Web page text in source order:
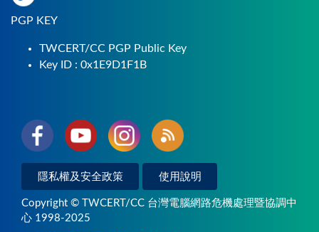
PGP KEY
TWCERT/CC PGP Public Key
Key ID : 0x1E9D1F1B
隱私權及安全政策 使用說明
Copyright © TWCERT/CC 台灣電腦網路危機處理暨協調中
心 1998-2025